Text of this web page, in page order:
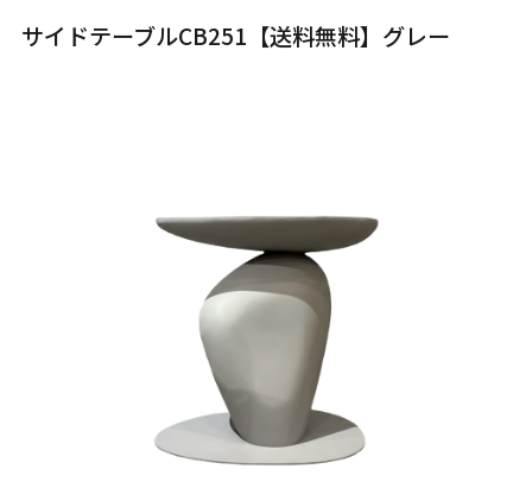
サイドテーブルCB251【送料無料】グレー